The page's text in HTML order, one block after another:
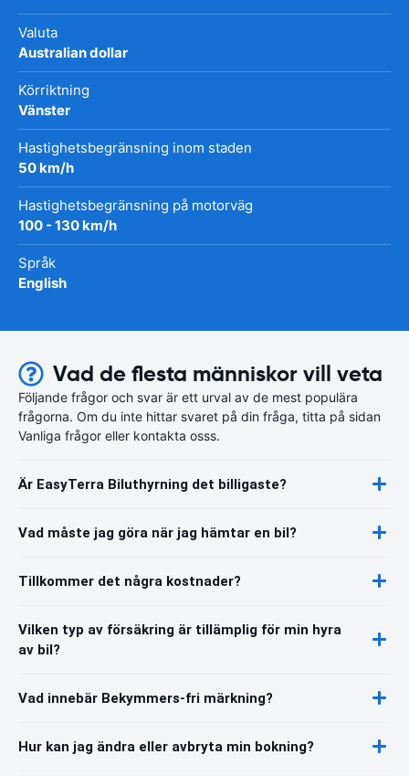
Valuta
Australian dollar
Körriktning
Vänster
Hastighetsbegränsning inom staden
50 km/h
Hastighetsbegränsning på motorväg
100 - 130 km/h
Språk
English
Vad de flesta människor vill veta
Följande frågor och svar är ett urval av de mest populära
frågorna. Om du inte hittar svaret på din fråga, titta på sidan
Vanliga frågor eller kontakta osss.
Är EasyTerra Biluthyrning det billigaste?
Vad måste jag göra när jag hämtar en bil?
Tillkommer det några kostnader?
Vilken typ av försäkring är tillämplig för min hyra
av bil?
Vad innebär Bekymmers-fri märkning?
Hur kan jag ändra eller avbryta min bokning?